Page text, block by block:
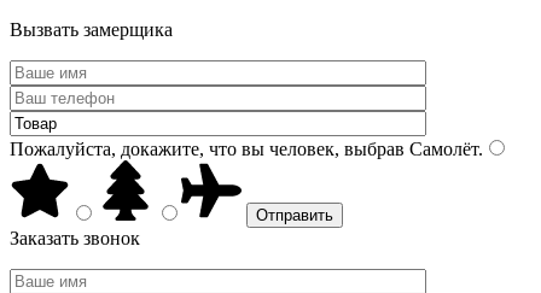
Вызвать замерщика
Пожалуйста, докажите, что вы человек, выбрав Самолёт.
Заказать звонок